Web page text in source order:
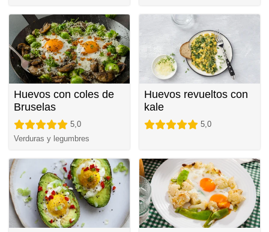
Huevos con coles de
Bruselas
5,0
Verduras y legumbres
Huevos revueltos con
kale
5,0